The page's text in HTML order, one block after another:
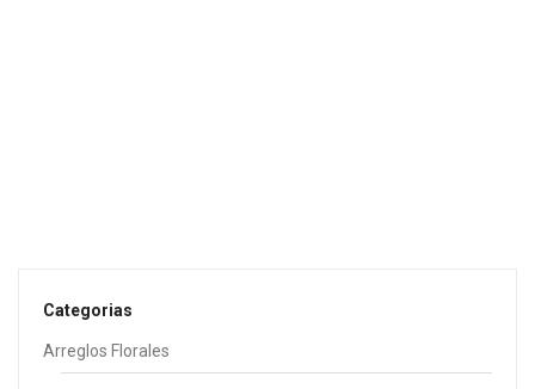
Categorias
Arreglos Florales